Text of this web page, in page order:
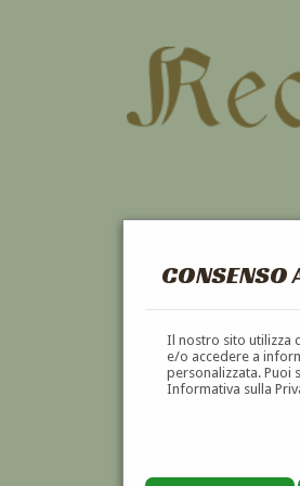
CONSENSO
Il nostro sito utilizza
e/o accedere a
personalizzata. Puoi
Informativa sulla
UCRAINA